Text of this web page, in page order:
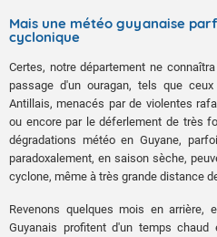
Mais une météo guyanaise
cyclonique
Certes, notre département ne
passage d'un ouragan, tels que
Antillais, menacés par de violentes
ou encore par le déferlement de très
dégradations météo en Guyane,
paradoxalement, en saison sèche,
cyclone, même à très grande distance
Revenons quelques mois en arrière,
Guyanais profitent d'un temps